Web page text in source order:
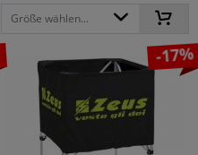
Größe wählen...
-17%